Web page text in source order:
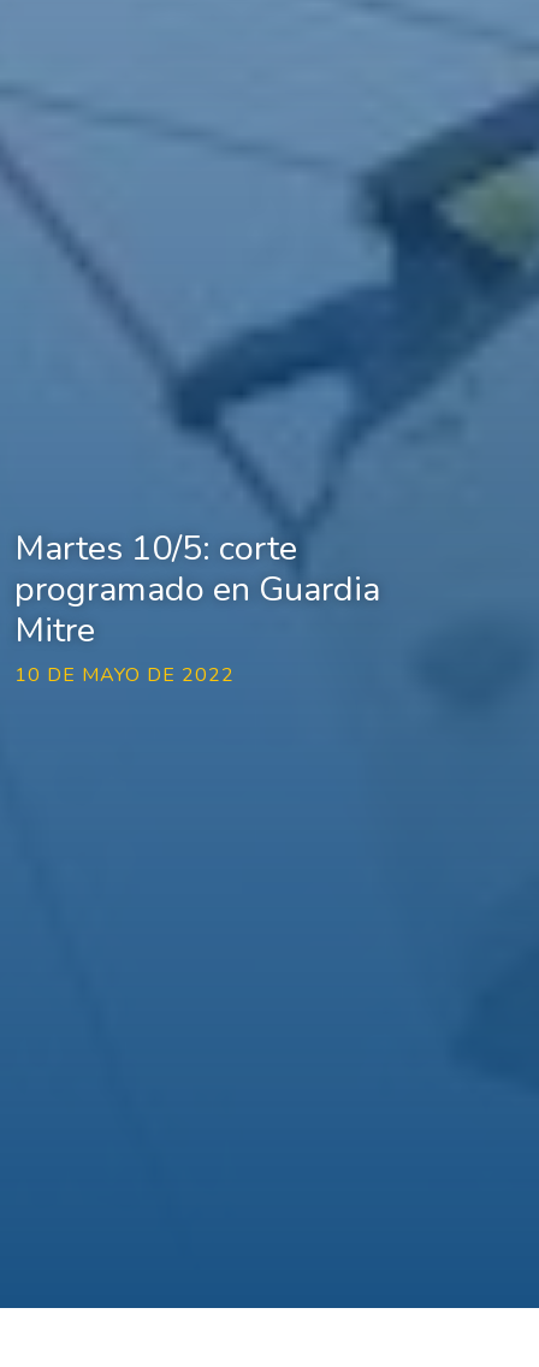
Martes 10/5: corte
programado en Guardia
Mitre
10 DE MAYO DE 2022